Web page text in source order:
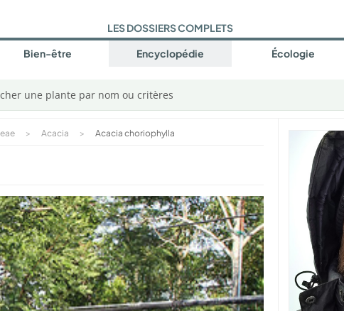
LES DOSSIERS COMPLETS
Bien-être Encyclopédie Écologie
une plante par nom ou critères
> Acacia > Acacia choriophylla